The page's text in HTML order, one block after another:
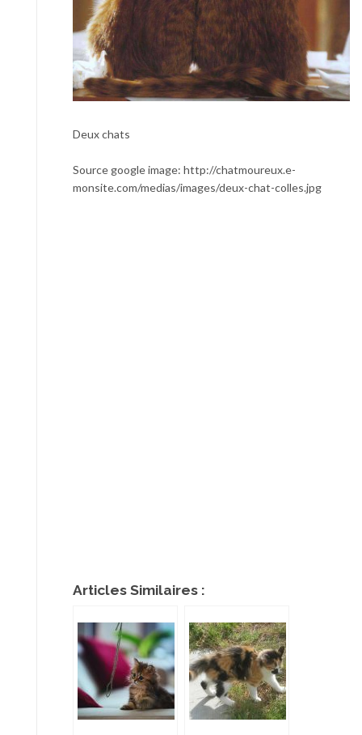
Deux chats
Source google image: http://chatmoureux.e-
monsite.com/medias/images/deux-chat-colles.jpg
Articles Similaires :